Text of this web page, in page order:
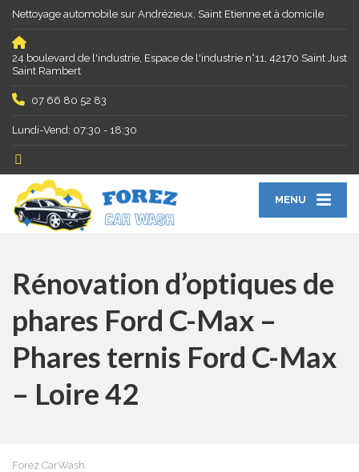
Nettoyage automobile sur Andrézieux, Saint Etienne et à domicile
24 boulevard de l'industrie, Espace de l'industrie n°11, 42170 Saint Just
Saint Rambert
07 66 80 52 83
Lundi-Vend: 07:30 - 18:30
MENU
Rénovation d’optiques de
phares Ford C-Max –
Phares ternis Ford C-Max
– Loire 42
Forez CarWash